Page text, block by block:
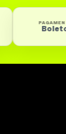
PAGAMENTO